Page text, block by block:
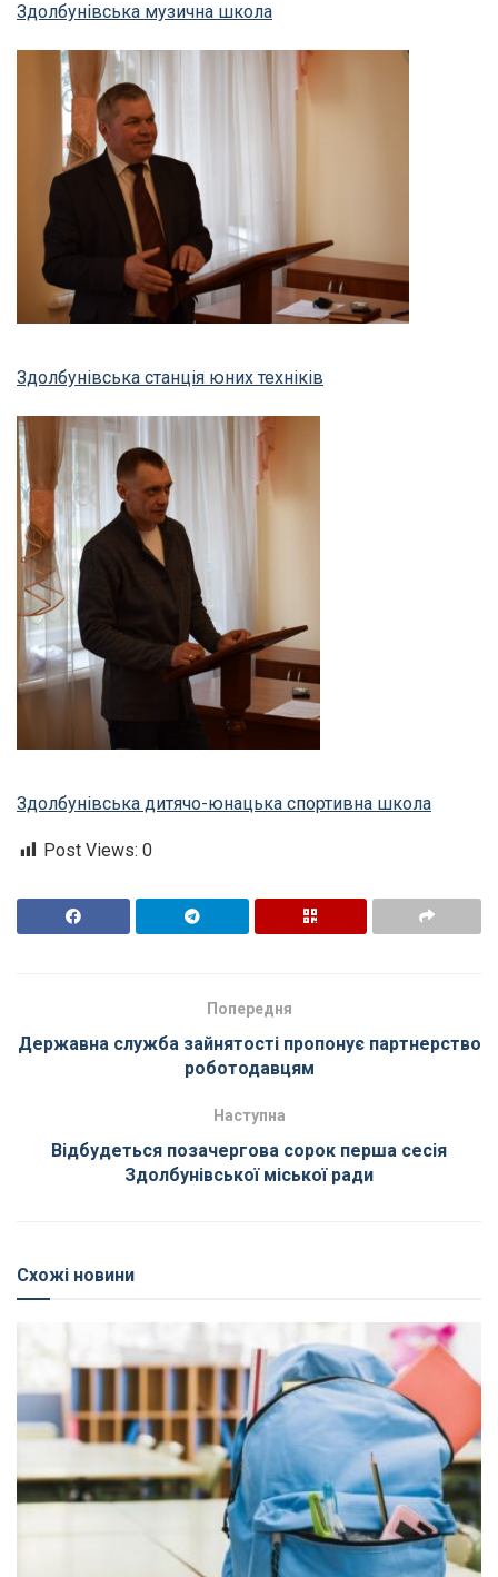
Здолбунівська музична школа
Здолбунівська станція юних техніків
Здолбунівська дитячо-юнацька спортивна школа
Post Views: 0
Попередня
Державна служба зайнятості пропонує партнерство
роботодавцям
Наступна
Відбудеться позачергова сорок перша сесія
Здолбунівської міської ради
Схожі новини